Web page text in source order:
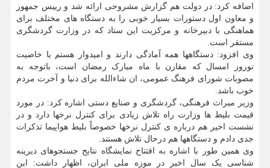
اضافه کرد: در دولت هم گزارش مشروحی ارائه شد و رییس جمهور
و معاون اول دستورات بسیار خوبی را به دستگاه های مختلف برای
هماهنگی با دبیرخانه و مرکزیت این ستاد که در وزارت گردشگری
مستقر است.
وی افزود: دستگاهها همه آمادگی دارند و امیدوار هستم با خاصیت
نوروز امسال که مقارن با ماه مبارک رمضان است، باتوجه به
مصوبات شورای فرهنگ عمومی، ان شاءالله برای دنیا و آخرت مردم
خوب باشد.
وزیر میراث فرهنگی، گردشگری و صنایع دستی اشاره کرد: در مورد
قیمت بلیط ها وزارت راه تلاش زیادی برای کنترل نرخها دارد و در
نشست اخیر هم درباره ی کنترل نرخها خصوصاً بلیط هواپیما تذکرات
جدی دادم و دستگاهها هم درحال تلاش هستند.
وی همین طور با اشاره به افتتاح نمایشگاه نتایج جستجوهای دیرینه
شناسی یک سال اخیر در موزه ملی ایران، اظهار داشت: این